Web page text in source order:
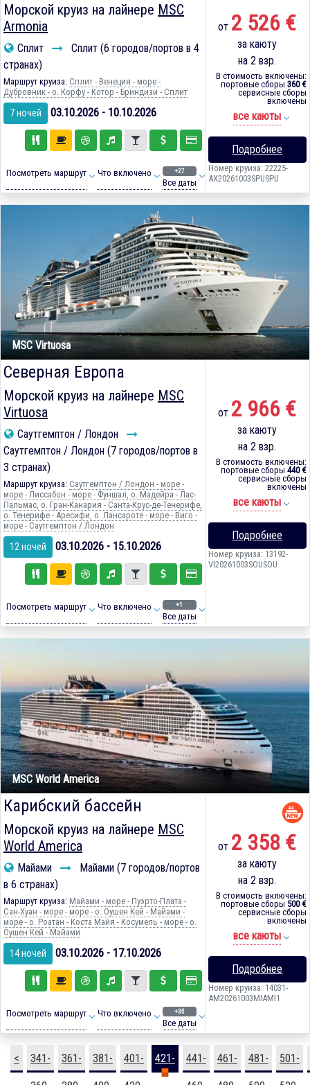
Морской круиз на лайнере MSC
Armonia
Сплит
Сплит (6 городов/портов в 4
странах)
Маршрут круиза: Сплит - Венеция - море -
Дубровник - о. Корфу - Котор - Бриндизи - Сплит
7 ночей 03.10.2026 - 10.10.2026
Посмотреть маршрут Что включено +27
Все даты
от 2 526 €
за каюту
на 2 взр.
В стоимость включены:
портовые сборы 360 €
сервисные сборы
включены
все каюты
Подробнее
Номер круиза: 22225-
AX20261003SPUSPU
MSC Virtuosa
Северная Европа
Морской круиз на лайнере MSC
Virtuosa
Саутгемптон / Лондон
Саутгемптон / Лондон (7 городов/портов в
3 странах)
Маршрут круиза: Саутгемптон / Лондон - море -
море - Лиссабон - море - Фуншал, о. Мадейра - Лас-
Пальмас, о. Гран-Канария - Санта-Крус-де-Тенерифе,
о. Тенерифе - Аресифи, о. Лансароте - море - Виго -
море - Саутгемптон / Лондон
12 ночей 03.10.2026 - 15.10.2026
Посмотреть маршрут Что включено +1
Все даты
от 2 966 €
за каюту
на 2 взр.
В стоимость включены:
портовые сборы 440 €
сервисные сборы
включены
все каюты
Подробнее
Номер круиза: 13192-
VI20261003SOUSOU
MSC World America
Карибский бассейн
Морской круиз на лайнере MSC
World America
Майами
Майами (7 городов/портов
в 6 странах)
Маршрут круиза: Майами - море - Пуэрто-Плата -
Сан-Хуан - море - море - о. Оушен Кей - Майами -
море - о. Роатан - Коста Майя - Косумель - море - о.
Оушен Кей - Майами
14 ночей 03.10.2026 - 17.10.2026
Посмотреть маршрут Что включено +35
Все даты
от 2 358 €
за каюту
на 2 взр.
В стоимость включены:
портовые сборы 500 €
сервисные сборы
включены
все каюты
Подробнее
Номер круиза: 14031-
AM20261003MIAMI1
< 341- 361- 381- 401- 421- 441- 461- 481- 501-